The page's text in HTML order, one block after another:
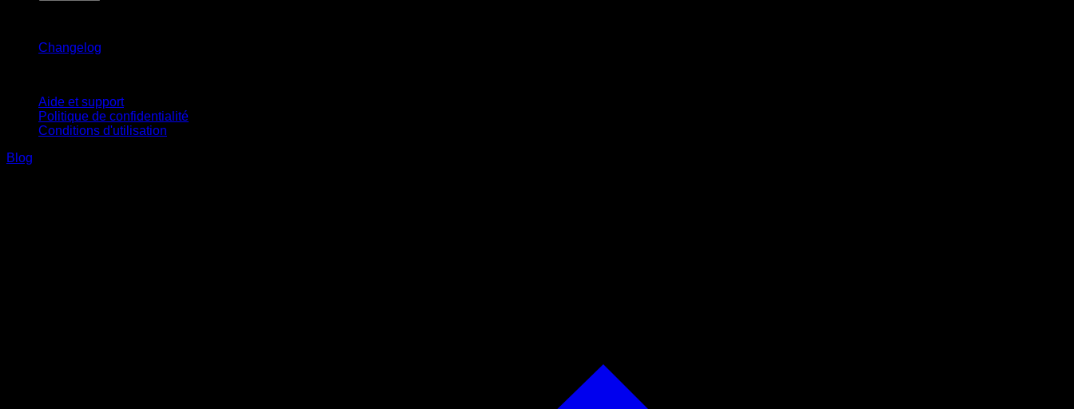
Changelog
Aide et support
Politique de confidentialité
Conditions d'utilisation
Blog